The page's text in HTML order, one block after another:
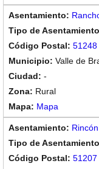
51248
Valle de
-
Rural
Mapa
51207